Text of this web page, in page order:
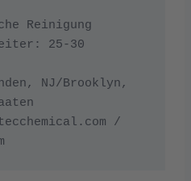
Reinigung
25-30
NJ/Brooklyn,
/